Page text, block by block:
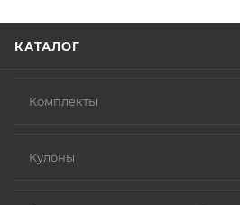
КАТАЛОГ
Комплекты
Кулоны